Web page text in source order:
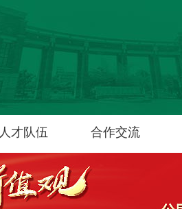
人才队伍 合作交流